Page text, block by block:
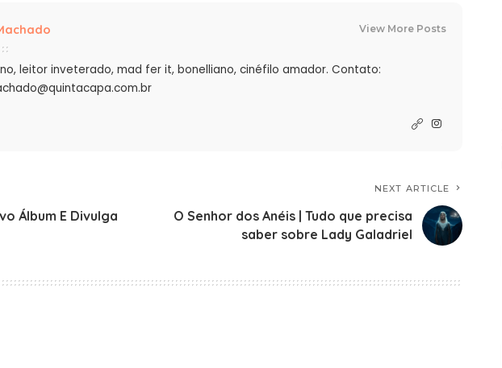
View More Posts
leitor inveterado, mad fer it, bonelliano, cinéfilo amador. Contato:
Álbum E Divulga
NEXT ARTICLE
O Senhor dos Anéis | Tudo que precisa
saber sobre Lady Galadriel